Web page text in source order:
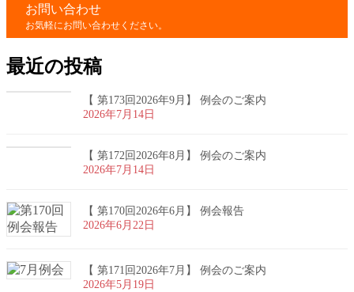
お問い合わせ
お気軽にお問い合わせください。
最近の投稿
【 第173回2026年9月】 例会のご案内
2026年7月14日
【 第172回2026年8月】 例会のご案内
2026年7月14日
【 第170回2026年6月】 例会報告
2026年6月22日
【 第171回2026年7月】 例会のご案内
2026年5月19日